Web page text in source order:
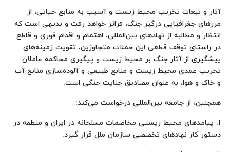
آثار و تبعات تخریب محیط زیست و آسیب به منابع حیاتی، از
مرزهای جغرافیایی درگیر جنگ، فراتر خواهد رفت و بدیهی است که
انتظار و مطالبه از نهادهای بین‌المللی، اهتمام و اقدام فوری و قاطع
در راستای توقف قطعی این حملات متجاوزین، تقویت زمینه‌های
پیشگیری از آثار جنگ بر محیط زیست و پیگیری محاکمه عاملان
تخریب عمدی محیط زیست و منابع طبیعی و آلوده‌سازی منابع آب
و خاک و هوا، به عنوان مصادیق جنایت جنگی است.
همچنین، از جامعه بین‌المللی درخواست می‌کند:
1. پیامدهای محیط زیستی مخاصمات مسلحانه در ایران و منطقه در
دستور کار نهادهای تخصصی سازمان ملل قرار گیرد.